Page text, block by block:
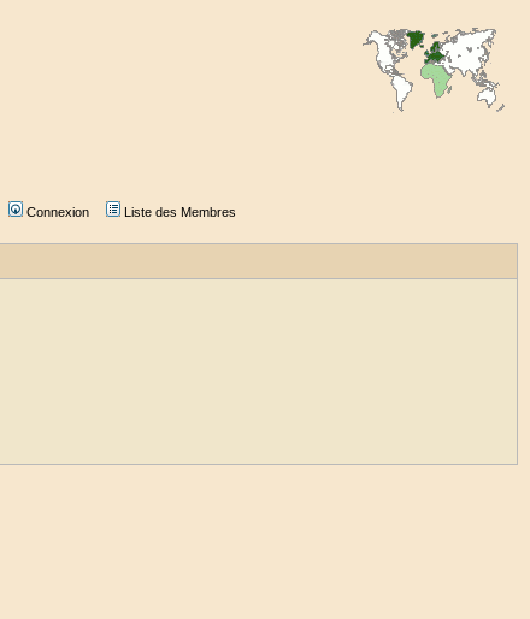
Connexion Liste des Membres